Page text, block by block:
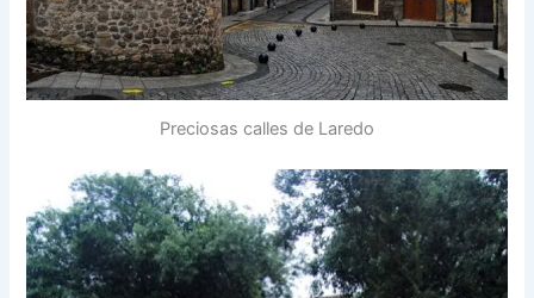
Preciosas calles de Laredo